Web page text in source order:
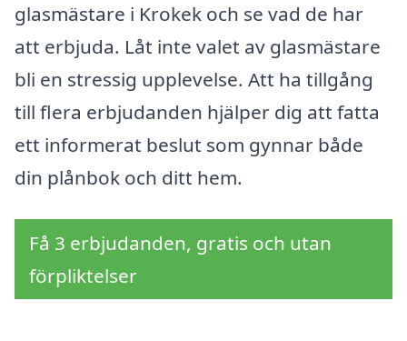
glasmästare i Krokek och se vad de har
att erbjuda. Låt inte valet av glasmästare
bli en stressig upplevelse. Att ha tillgång
till flera erbjudanden hjälper dig att fatta
ett informerat beslut som gynnar både
din plånbok och ditt hem.
Få 3 erbjudanden, gratis och utan
förpliktelser